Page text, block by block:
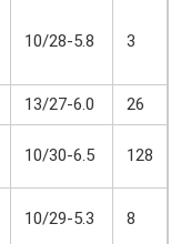
10/28-5.8 3
13/27-6.0
26
10/30-6.5 128
10/29-5.3 8